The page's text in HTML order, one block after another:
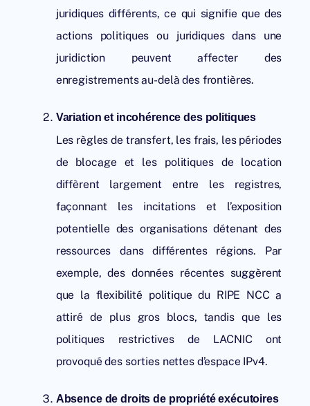
juridiques différents, ce qui signifie que des
actions politiques ou juridiques dans une
juridiction peuvent affecter des
enregistrements au-delà des frontières.
Variation et incohérence des politiques
Les règles de transfert, les frais, les périodes
de blocage et les politiques de location
diffèrent largement entre les registres,
façonnant les incitations et l’exposition
potentielle des organisations détenant des
ressources dans différentes régions. Par
exemple, des données récentes suggèrent
que la flexibilité politique du RIPE NCC a
attiré de plus gros blocs, tandis que les
politiques restrictives de LACNIC ont
provoqué des sorties nettes d’espace IPv4.
Absence de droits de propriété exécutoires